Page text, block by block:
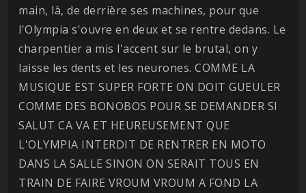
main, là, de derrière ses machines, pour que
l'Olympia s'ouvre en deux et se rentre dedans. Le
charpentier a mis l'accent sur le brutal, on y
laisse les dents et les neurones. COMME LA
MUSIQUE EST SUPER FORTE ON DOIT GUEULER
COMME DES BONOBOS POUR SE DEMANDER SI
SALUT CA VA ET HEUREUSEMENT QUE
L'OLYMPIA INTERDIT DE RENTRER EN MOTO
DANS LA SALLE SINON ON SERAIT TOUS EN
TRAIN DE FAIRE VROUM VROUM A FOND LA